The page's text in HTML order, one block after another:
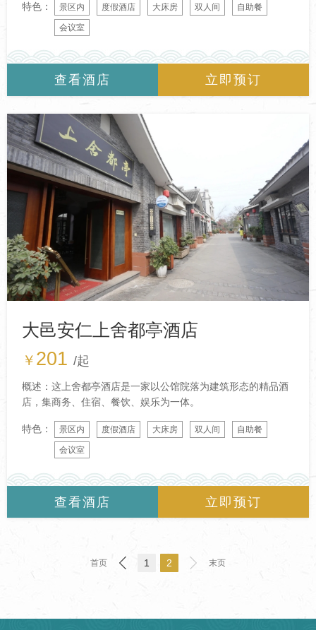
特色： 景区内 度假酒店 大床房 双人间 自助餐
会议室
查看酒店 立即预订
大邑安仁上舍都亭酒店
￥ 201/起
概述：这上舍都亭酒店是一家以公馆院落为建筑形态的精品酒
店，集商务、住宿、餐饮、娱乐为一体。
特色： 景区内 度假酒店 大床房 双人间 自助餐
会议室
查看酒店 立即预订
首页 1 2 末页